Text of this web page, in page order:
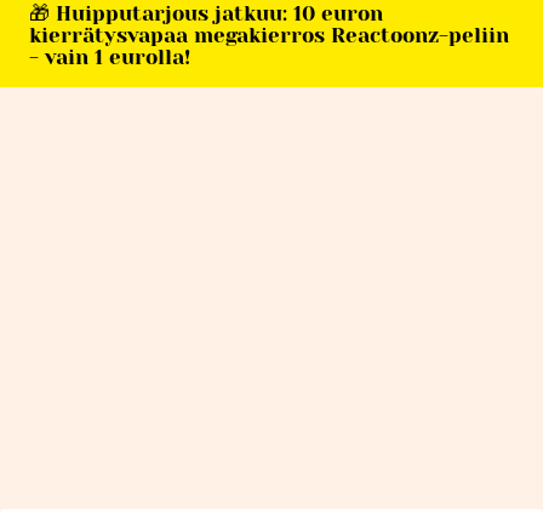
🎁 Huipputarjous jatkuu: 10 euron
kierrätysvapaa megakierros Reactoonz-peliin
- vain 1 eurolla!